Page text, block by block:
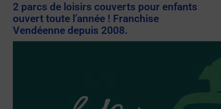
2 parcs de loisirs couverts pour enfants
ouvert toute l’année ! Franchise
Vendéenne depuis 2008.